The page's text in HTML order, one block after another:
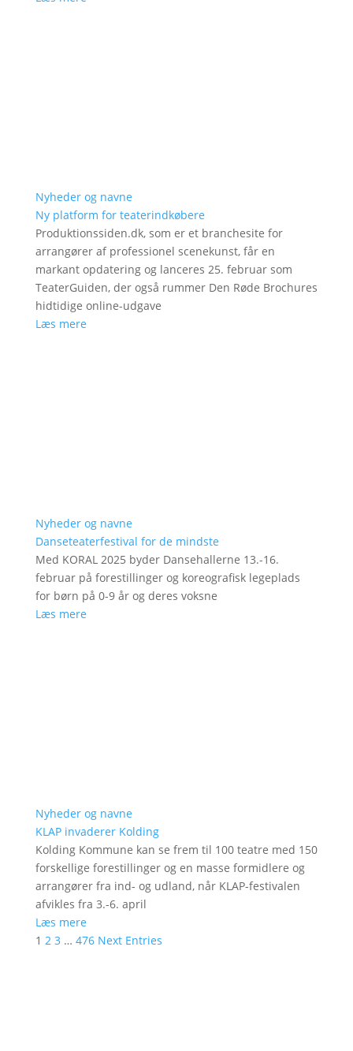
Nyheder og navne
Ny platform for teaterindkøbere
Produktionssiden.dk, som er et branchesite for
arrangører af professionel scenekunst, får en
markant opdatering og lanceres 25. februar som
TeaterGuiden, der også rummer Den Røde Brochures
hidtidige online-udgave
Læs mere
Nyheder og navne
Danseteaterfestival for de mindste
Med KORAL 2025 byder Dansehallerne 13.-16.
februar på forestillinger og koreografisk legeplads
for børn på 0-9 år og deres voksne
Læs mere
Nyheder og navne
KLAP invaderer Kolding
Kolding Kommune kan se frem til 100 teatre med 150
forskellige forestillinger og en masse formidlere og
arrangører fra ind- og udland, når KLAP-festivalen
afvikles fra 3.-6. april
Læs mere
1 2 3 … 476 Next Entries